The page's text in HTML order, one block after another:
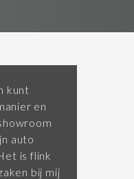
kunt
en
auto
is flink
bij mij